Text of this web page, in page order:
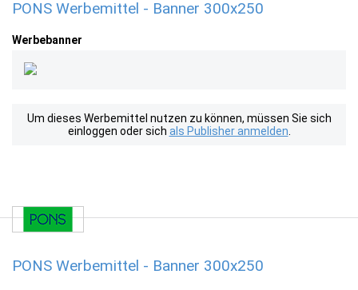
PONS Werbemittel - Banner 300x250
Werbebanner
Um dieses Werbemittel nutzen zu können, müssen Sie sich
einloggen oder sich als Publisher anmelden
PONS Werbemittel - Banner 300x250